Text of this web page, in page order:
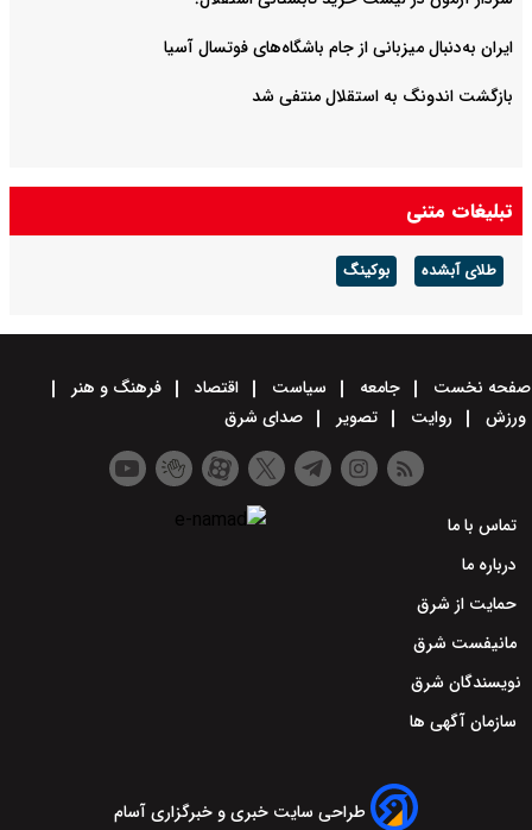
ایران به‌دنبال میزبانی از جام باشگاه‌های فوتسال آسیا
بازگشت اندونگ به استقلال منتفی شد
تبلیغات متنی
طلای آبشده بوکینگ
صفحه نخست جامعه سیاست اقتصاد
فرهنگ و هنر
ورزش
روایت تصویر صدای شرق
تماس با ما
درباره ما
حمایت از شرق
مانیفست شرق
نویسندگان شرق
سازمان آگهی ها
طراحی سایت خبری و خبرگزاری آسام